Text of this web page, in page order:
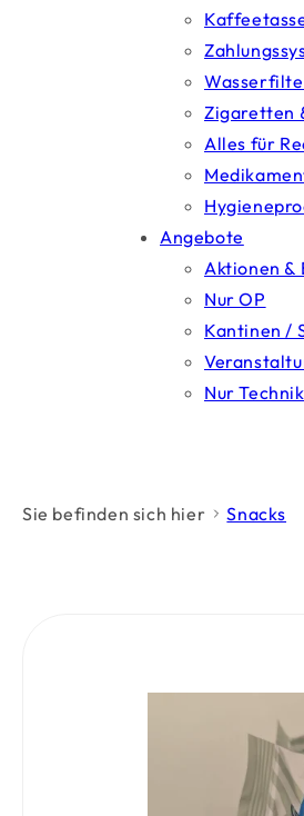
Zigaretten
Alles für
Angebote
Aktionen &
Nur OP
Kantinen /
Nur Technik
Sie befinden sich hier Snacks